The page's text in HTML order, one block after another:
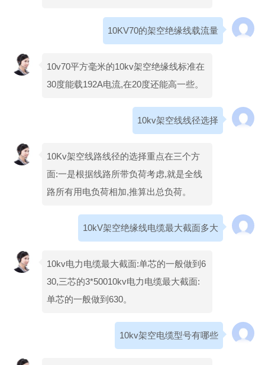
10KV70的架空绝缘线载流量
10v70平方毫米的10kv架空绝缘线标准在
30度能载192A电流,在20度还能高一些。
10kv架空线线径选择
10Kv架空线路线径的选择重点在三个方
面:一是根据线路所带负荷考虑,就是全线
路所有用电负荷相加,推算出总负荷。
10kV架空绝缘线电缆最大截面多大
10kv电力电缆最大截面:单芯的一般做到6
30,三芯的3*50010kv电力电缆最大截面:
单芯的一般做到630。
10kv架空电缆型号有哪些